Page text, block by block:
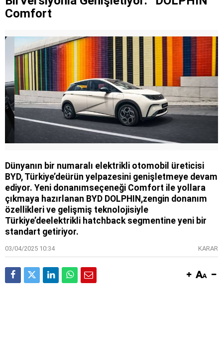
Comfort
Dünyanın bir numaralı elektrikli otomobil üreticisi
BYD, Türkiye’deürün yelpazesini genişletmeye devam
ediyor. Yeni donanımseçeneği Comfort ile yollara
çıkmaya hazırlanan BYD DOLPHIN,zengin donanım
özellikleri ve gelişmiş teknolojisiyle
Türkiye’deelektrikli hatchback segmentine yeni bir
standart getiriyor.
03/04/2025 10:34 KARAR